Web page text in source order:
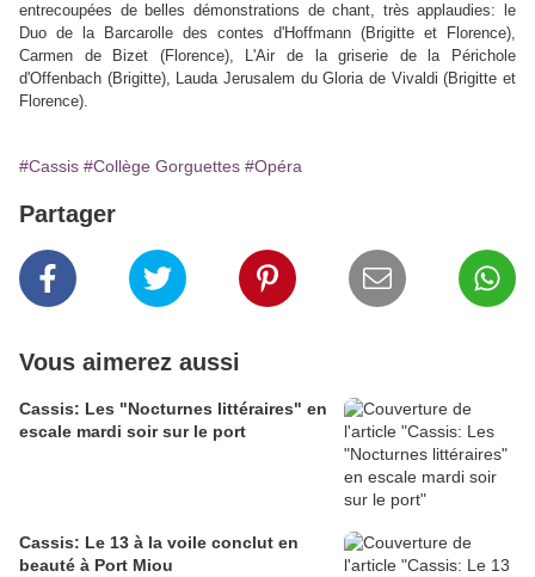
entrecoupées de belles démonstrations de chant, très applaudies: le
Duo de la Barcarolle des contes d'Hoffmann (Brigitte et Florence),
Carmen de Bizet (Florence), L'Air de la griserie de la Périchole
d'Offenbach (Brigitte), Lauda Jerusalem du Gloria de Vivaldi (Brigitte et
Florence).
#Cassis #Collège Gorguettes #Opéra
Partager
Vous aimerez aussi
Cassis: Les "Nocturnes littéraires" en
escale mardi soir sur le port
Cassis: Le 13 à la voile conclut en
beauté à Port Miou